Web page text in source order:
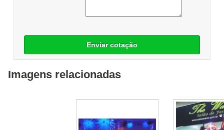
Enviar cotação
Imagens relacionadas